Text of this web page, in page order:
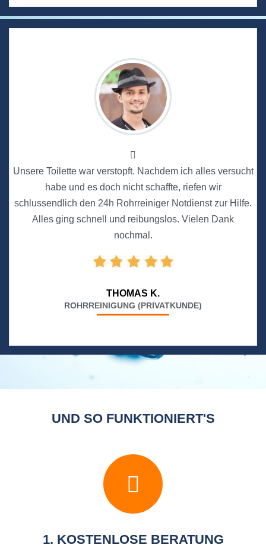
Unsere Toilette war verstopft. Nachdem ich alles versucht
habe und es doch nicht schaffte, riefen wir
schlussendlich den 24h Rohrreiniger Notdienst zur Hilfe.
Alles ging schnell und reibungslos. Vielen Dank
nochmal.
THOMAS K.
ROHRREINIGUNG (PRIVATKUNDE)
UND SO FUNKTIONIERT'S
1. KOSTENLOSE BERATUNG